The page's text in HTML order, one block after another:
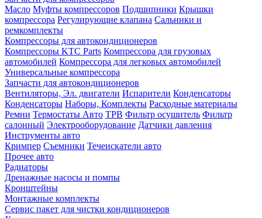
Масло Муфты компрессоров Подшипники Крышки
компрессора Регулирующие клапана Сальники и
ремкомплекты
Компрессоры для автокондиционеров
Компрессоры KTC Parts Компрессора для грузовых
автомобилей Компрессора для легковых автомобилей
Универсальные компрессора
Запчасти для автокондиционеров
Вентиляторы, Эл. двигатели Испарители Конденсаторы
Конденсаторы Наборы, Комплекты Расходные материалы
Ремни Термостаты Авто ТРВ Фильтр осушитель Фильтр
салонный Электрооборудование Датчики давления
Инструменты авто
Кримпер Съемники Течеискатели авто
Прочее авто
Радиаторы
Дренажные насосы и помпы
Кронштейны
Монтажные комплекты
Сервис пакет для чистки кондиционеров